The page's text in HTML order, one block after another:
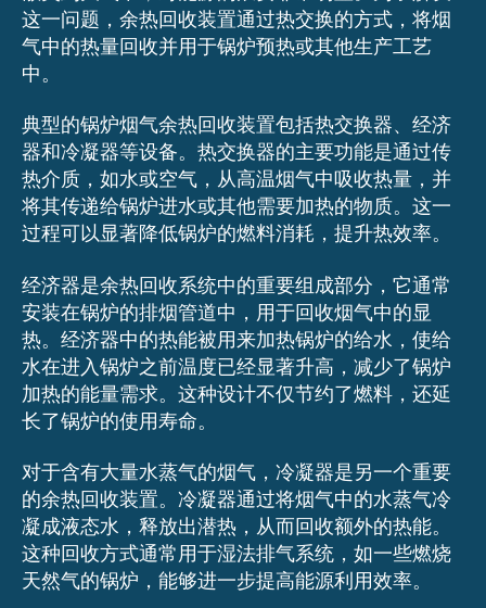
这一问题，余热回收装置通过热交换的方式，将烟
气中的热量回收并用于锅炉预热或其他生产工艺
中。
典型的锅炉烟气余热回收装置包括热交换器、经济
器和冷凝器等设备。热交换器的主要功能是通过传
热介质，如水或空气，从高温烟气中吸收热量，并
将其传递给锅炉进水或其他需要加热的物质。这一
过程可以显著降低锅炉的燃料消耗，提升热效率。
经济器是余热回收系统中的重要组成部分，它通常
安装在锅炉的排烟管道中，用于回收烟气中的显
热。经济器中的热能被用来加热锅炉的给水，使给
水在进入锅炉之前温度已经显著升高，减少了锅炉
加热的能量需求。这种设计不仅节约了燃料，还延
长了锅炉的使用寿命。
对于含有大量水蒸气的烟气，冷凝器是另一个重要
的余热回收装置。冷凝器通过将烟气中的水蒸气冷
凝成液态水，释放出潜热，从而回收额外的热能。
这种回收方式通常用于湿法排气系统，如一些燃烧
天然气的锅炉，能够进一步提高能源利用效率。